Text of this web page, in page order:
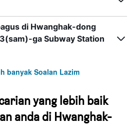
di Hwanghak-dong
ga Subway Station
banyak Soalan Lazim
yang lebih baik
anda di Hwanghak-